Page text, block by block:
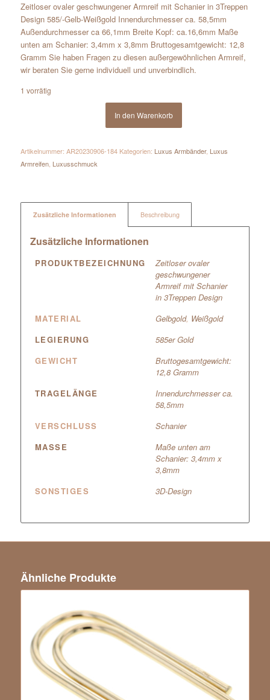
Zeitloser ovaler geschwungener Armreif mit Schanier in 3Treppen
Design 585/-Gelb-Weißgold Innendurchmesser ca. 58,5mm
Außendurchmesser ca 66,1mm Breite Kopf: ca.16,6mm Maße
unten am Schanier: 3,4mm x 3,8mm Bruttogesamtgewicht: 12,8
Gramm Sie haben Fragen zu diesen außergewöhnlichen Armreif,
wir beraten Sie gerne individuell und unverbindlich.
1 vorrätig
In den Warenkorb
Artikelnummer: AR20230906-184 Kategorien: Luxus Armbänder, Luxus
Armreifen, Luxusschmuck
Zusätzliche Informationen Beschreibung
Zusätzliche Informationen
PRODUKTBEZEICHNUNG
Zeitloser ovaler
geschwungener
Armreif mit Schanier
in 3Treppen Design
MATERIAL
Gelbgold, Weißgold
LEGIERUNG
585er Gold
GEWICHT
Bruttogesamtgewicht:
12,8 Gramm
TRAGELÄNGE
Innendurchmesser ca.
58,5mm
VERSCHLUSS
Schanier
MASSE
Maße unten am
Schanier: 3,4mm x
3,8mm
SONSTIGES
3D-Design
Ähnliche Produkte